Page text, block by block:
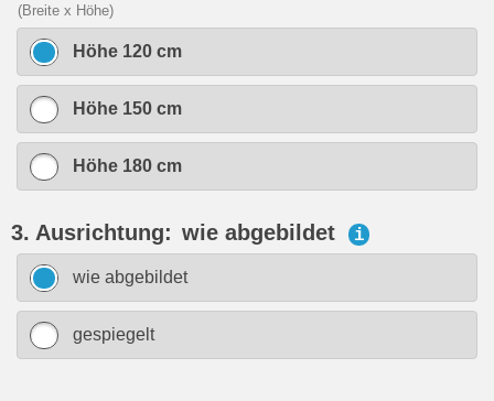
(Breite x Höhe)
Höhe 120 cm
Höhe 150 cm
Höhe 180 cm
3. Ausrichtung: wie abgebildet i
wie abgebildet
gespiegelt